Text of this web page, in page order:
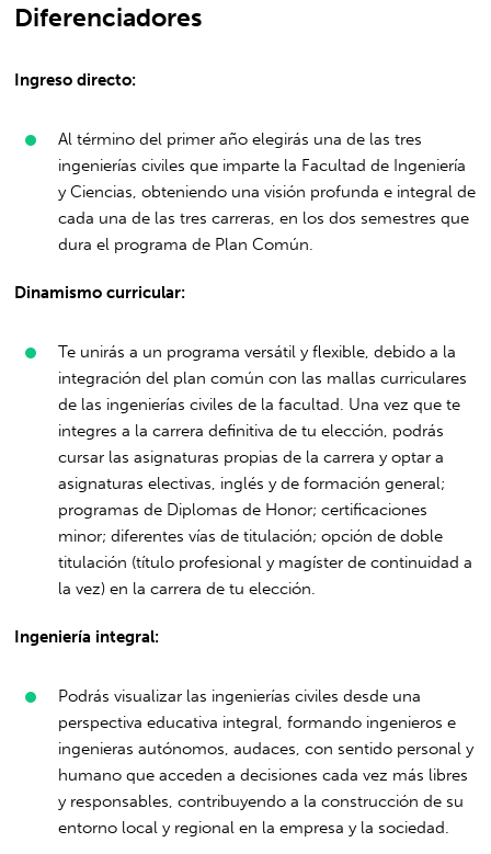
Diferenciadores
Ingreso directo:
Al término del primer año elegirás una de las tres
ingenierías civiles que imparte la Facultad de Ingeniería
y Ciencias, obteniendo una visión profunda e integral de
cada una de las tres carreras, en los dos semestres que
dura el programa de Plan Común.
Dinamismo curricular:
Te unirás a un programa versátil y flexible, debido a la
integración del plan común con las mallas curriculares
de las ingenierías civiles de la facultad. Una vez que te
integres a la carrera definitiva de tu elección, podrás
cursar las asignaturas propias de la carrera y optar a
asignaturas electivas, inglés y de formación general;
programas de Diplomas de Honor; certificaciones
minor; diferentes vías de titulación; opción de doble
titulación (título profesional y magíster de continuidad a
la vez) en la carrera de tu elección.
Ingeniería integral:
Podrás visualizar las ingenierías civiles desde una
perspectiva educativa integral, formando ingenieros e
ingenieras autónomos, audaces, con sentido personal y
humano que acceden a decisiones cada vez más libres
y responsables, contribuyendo a la construcción de su
entorno local y regional en la empresa y la sociedad.